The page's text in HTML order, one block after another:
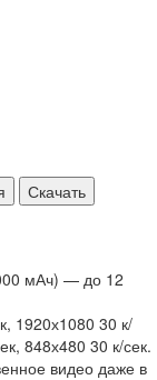
Скачать
мАч) — до 12
1920х1080 30 к/
848х480 30 к/сек.
видео даже в